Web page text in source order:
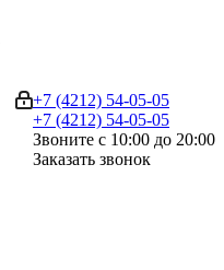
+7 (4212) 54-05-05
+7 (4212) 54-05-05
Звоните с 10:00 до 20:00
Заказать звонок